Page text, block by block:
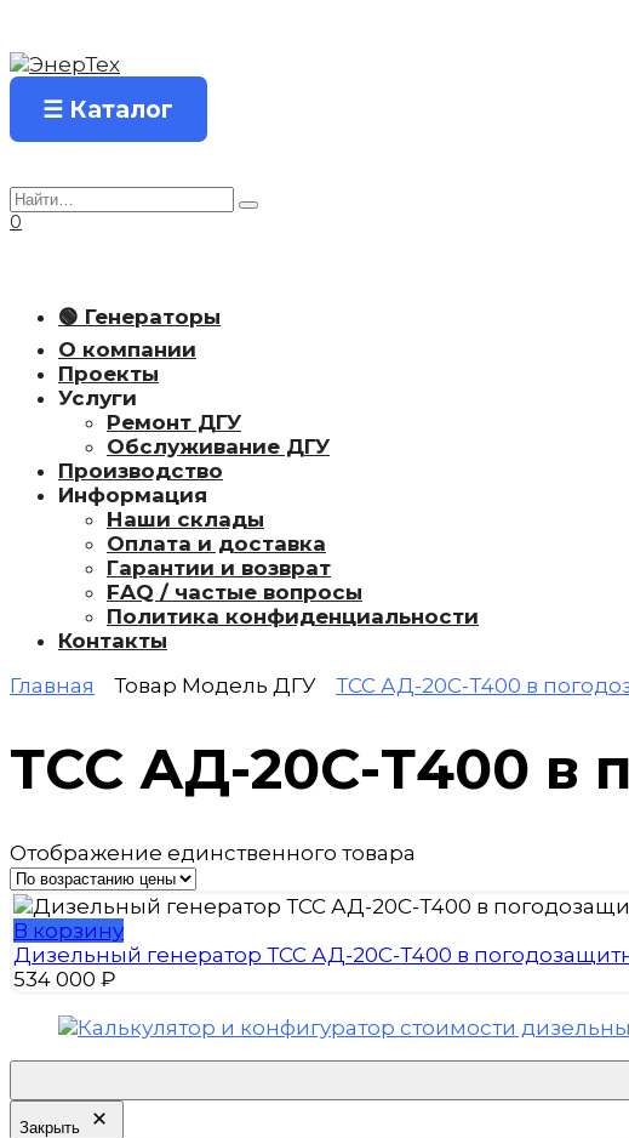
содержанию
☰ Каталог
Search
for:
0
🟢 Генераторы
О компании
Проекты
Услуги
Ремонт ДГУ
Обслуживание ДГУ
Производство
Информация
Наши склады
Оплата и доставка
Гарантии и возврат
FAQ / частые вопросы
Политика конфиденциальности
Контакты
Главная
Товар Модель ДГУ ТСС АД-20С-Т400 в
ТСС АД-20С-Т400 в
Отображение единственного товара
В корзину
Дизельный генератор ТСС АД-20С-Т400 в
534 000 ₽
Закрыть